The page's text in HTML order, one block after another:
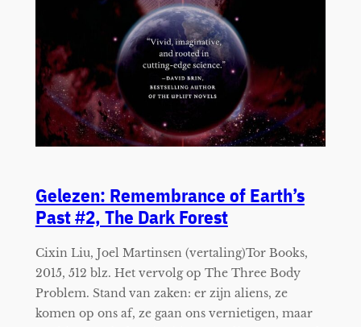
Gelezen: Remembrance of Earth’s
Past #2, The Dark Forest
Cixin Liu, Joel Martinsen (vertaling)Tor Books,
2015, 512 blz. Het vervolg op The Three Body
Problem. Stand van zaken: er zijn aliens, ze
komen op ons af, ze gaan ons vernietigen, maar